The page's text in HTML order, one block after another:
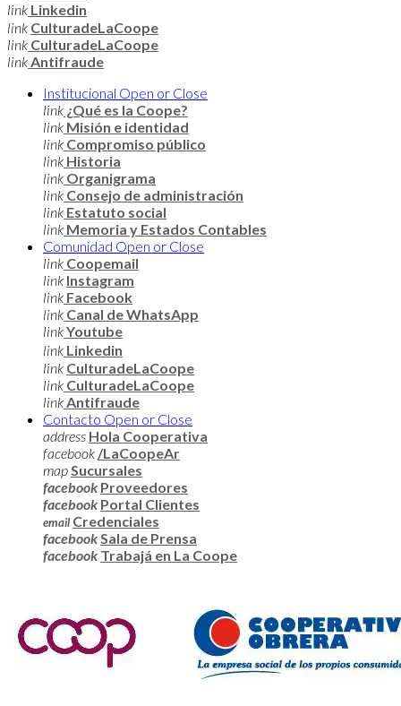
link Linkedin
link CulturadeLaCoope
link CulturadeLaCoope
linkAntifraude
Institucional Open or Close
link ¿Qué es la Coope?
link Misión e identidad
link Compromiso público
link Historia
link Organigrama
link Consejo de administración
link Estatuto social
link Memoria y Estados Contables
Comunidad Open or Close
link Coopemail
link Instagram
link Facebook
link Canal de WhatsApp
linkYoutube
link Linkedin
link CulturadeLaCoope
link CulturadeLaCoope
linkAntifraude
Contacto Open or Close
address Hola Cooperativa
facebook /LaCoopeAr
mapSucursales
facebook Proveedores
facebook Portal Clientes
email Credenciales
facebookSala de Prensa
facebook Trabajá en La Coope